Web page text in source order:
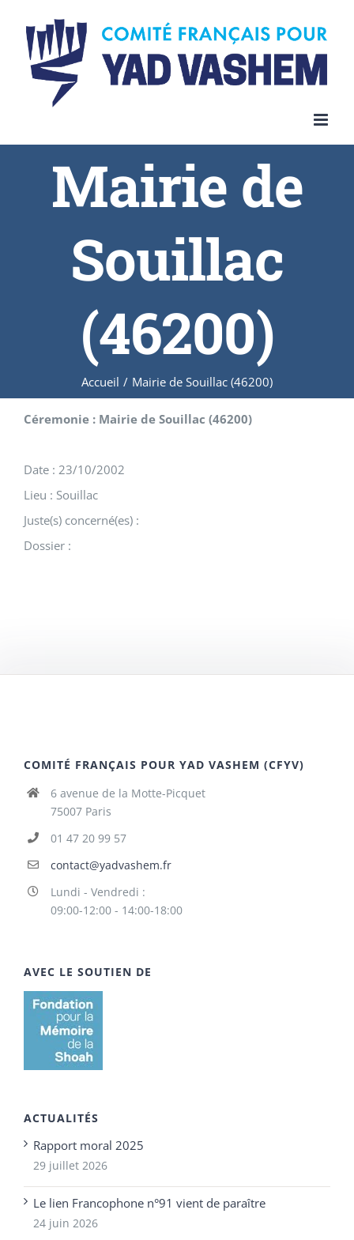
content
Mairie de
Souillac
(46200)
Accueil / Mairie de Souillac (46200)
Céremonie : Mairie de Souillac (46200)
Date : 23/10/2002
Lieu : Souillac
Juste(s) concerné(es) :
Dossier :
COMITÉ FRANÇAIS POUR YAD VASHEM (CFYV)
6 avenue de la Motte-Picquet
75007 Paris
01 47 20 99 57
contact@yadvashem.fr
Lundi - Vendredi :
09:00-12:00 - 14:00-18:00
AVEC LE SOUTIEN DE
ACTUALITÉS
Rapport moral 2025
29 juillet 2026
Le lien Francophone n°91 vient de paraître
24 juin 2026